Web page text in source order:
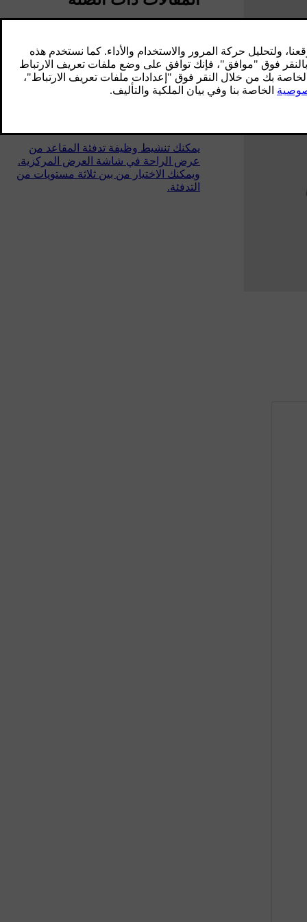
تنشيط تهوية المقاعد
يمكنك تنشيط وظيفة تهوية المقاعد من خلال
عرض الراحة في شاشة العرض المركزية.
يمكنك تنشيط وظيفة تدفئة المقاعد من
عرض الراحة في شاشة العرض المركزية.
ويمكنك الاختيار من بين ثلاثة مستويات من
التدفئة.